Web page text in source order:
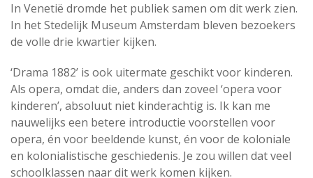
In Venetië dromde het publiek samen om dit werk zien.
In het Stedelijk Museum Amsterdam bleven bezoekers
de volle drie kwartier kijken.
‘Drama 1882’ is ook uitermate geschikt voor kinderen.
Als opera, omdat die, anders dan zoveel ‘opera voor
kinderen’, absoluut niet kinderachtig is. Ik kan me
nauwelijks een betere introductie voorstellen voor
opera, én voor beeldende kunst, én voor de koloniale
en kolonialistische geschiedenis. Je zou willen dat veel
schoolklassen naar dit werk komen kijken.